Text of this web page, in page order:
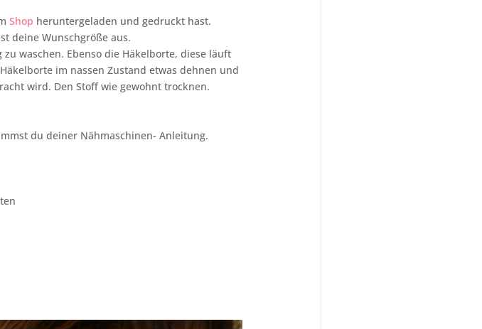
Shop heruntergeladen und gedruckt hast.
deine Wunschgröße aus.
waschen. Ebenso die Häkelborte, diese läuft
im nassen Zustand etwas dehnen und
wird. Den Stoff wie gewohnt trocknen.
du deiner Nähmaschinen- Anleitung.